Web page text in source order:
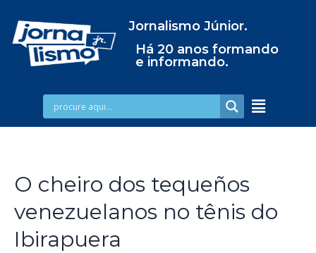
Jornalismo Júnior.
Há 20 anos formando
e informando.
O cheiro dos tequeños
venezuelanos no tênis do
Ibirapuera